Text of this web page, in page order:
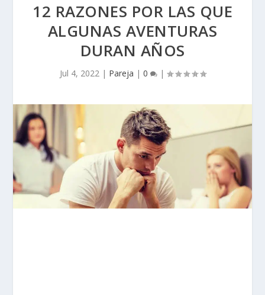
12 RAZONES POR LAS QUE
ALGUNAS AVENTURAS
DURAN AÑOS
Jul 4, 2022| Pareja | 0 |